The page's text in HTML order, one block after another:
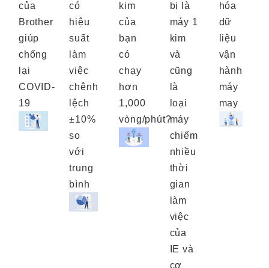
của
Brother
giúp
chống
lại
COVID-
19
có
hiệu
suất
làm
việc
chênh
lệch
±10%
so
với
trung
bình
kim
của
bạn
có
chạy
hơn
1,000
vòng/phút?
bị là
máy 1
kim
và
cũng
là
loại
máy
chiếm
nhiều
thời
gian
làm
việc
của
IE và
cơ
hóa
dữ
liệu
vận
hành
máy
may